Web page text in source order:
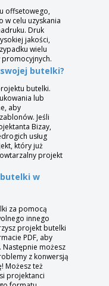
offsetowego,
w celu uzyskania
Druk
jakości,
wielu
butelki?
butelki.
lub
aby
Jeśli
Bizay,
usług
który już
projekt
w
za pomocą
innego
projekt butelki
PDF, aby
możesz
z konwersją
Możesz też
projektanci